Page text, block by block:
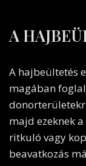
A
A hajbeültetés
magában
majd ezeknek
ritkuló vagy
beavatkozás